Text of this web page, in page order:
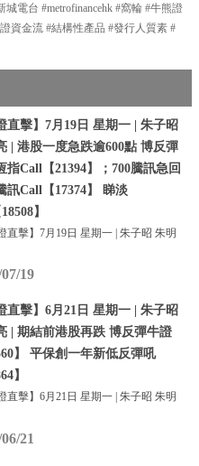
城電台 #metrofinancehk #窩輪 #牛熊證
資金流 #結構性產品 #發行人質素 #
直擊】7月19日 星期一 | 朱子昭
| 港股一度急跌逾600點 博反彈
指Call【21394】；700騰訊急回
訊Call【17374】 睇淡
】
直擊】7月19日 星期一 | 朱子昭 朱明
19
直擊】6月21日 星期一 | 朱子昭
| 期結前港股再跌 博反彈牛證
】 平保創一年新低反彈吼
】
直擊】6月21日 星期一 | 朱子昭 朱明
21